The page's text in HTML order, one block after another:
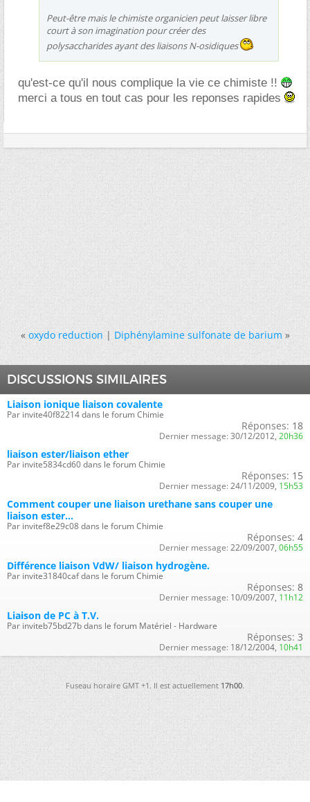
Peut-être mais le chimiste organicien peut laisser libre
court à son imagination pour créer des
polysaccharides ayant des liaisons N-osidiques
qu'est-ce qu'il nous complique la vie ce chimiste !!
merci a tous en tout cas pour les reponses rapides
« oxydo reduction|Diphénylamine sulfonate de barium »
DISCUSSIONS SIMILAIRES
Liaison ionique liaison covalente
Par invite40f82214 dans le forum Chimie
Réponses: 18
Dernier message: 30/12/2012, 20h36
liaison ester/liaison ether
Par invite5834cd60 dans le forum Chimie
Réponses: 15
Dernier message: 24/11/2009, 15h53
Comment couper une liaison urethane sans couper une
liaison ester...
Par invitef8e29c08 dans le forum Chimie
Réponses: 4
Dernier message: 22/09/2007, 06h55
Différence liaison VdW/ liaison hydrogène.
Par invite31840caf dans le forum Chimie
Réponses: 8
Dernier message: 10/09/2007, 11h12
Liaison de PC à T.V.
Par inviteb75bd27b dans le forum Matériel - Hardware
Réponses: 3
Dernier message: 18/12/2004, 10h41
Fuseau horaire GMT +1. Il est actuellement17h00.